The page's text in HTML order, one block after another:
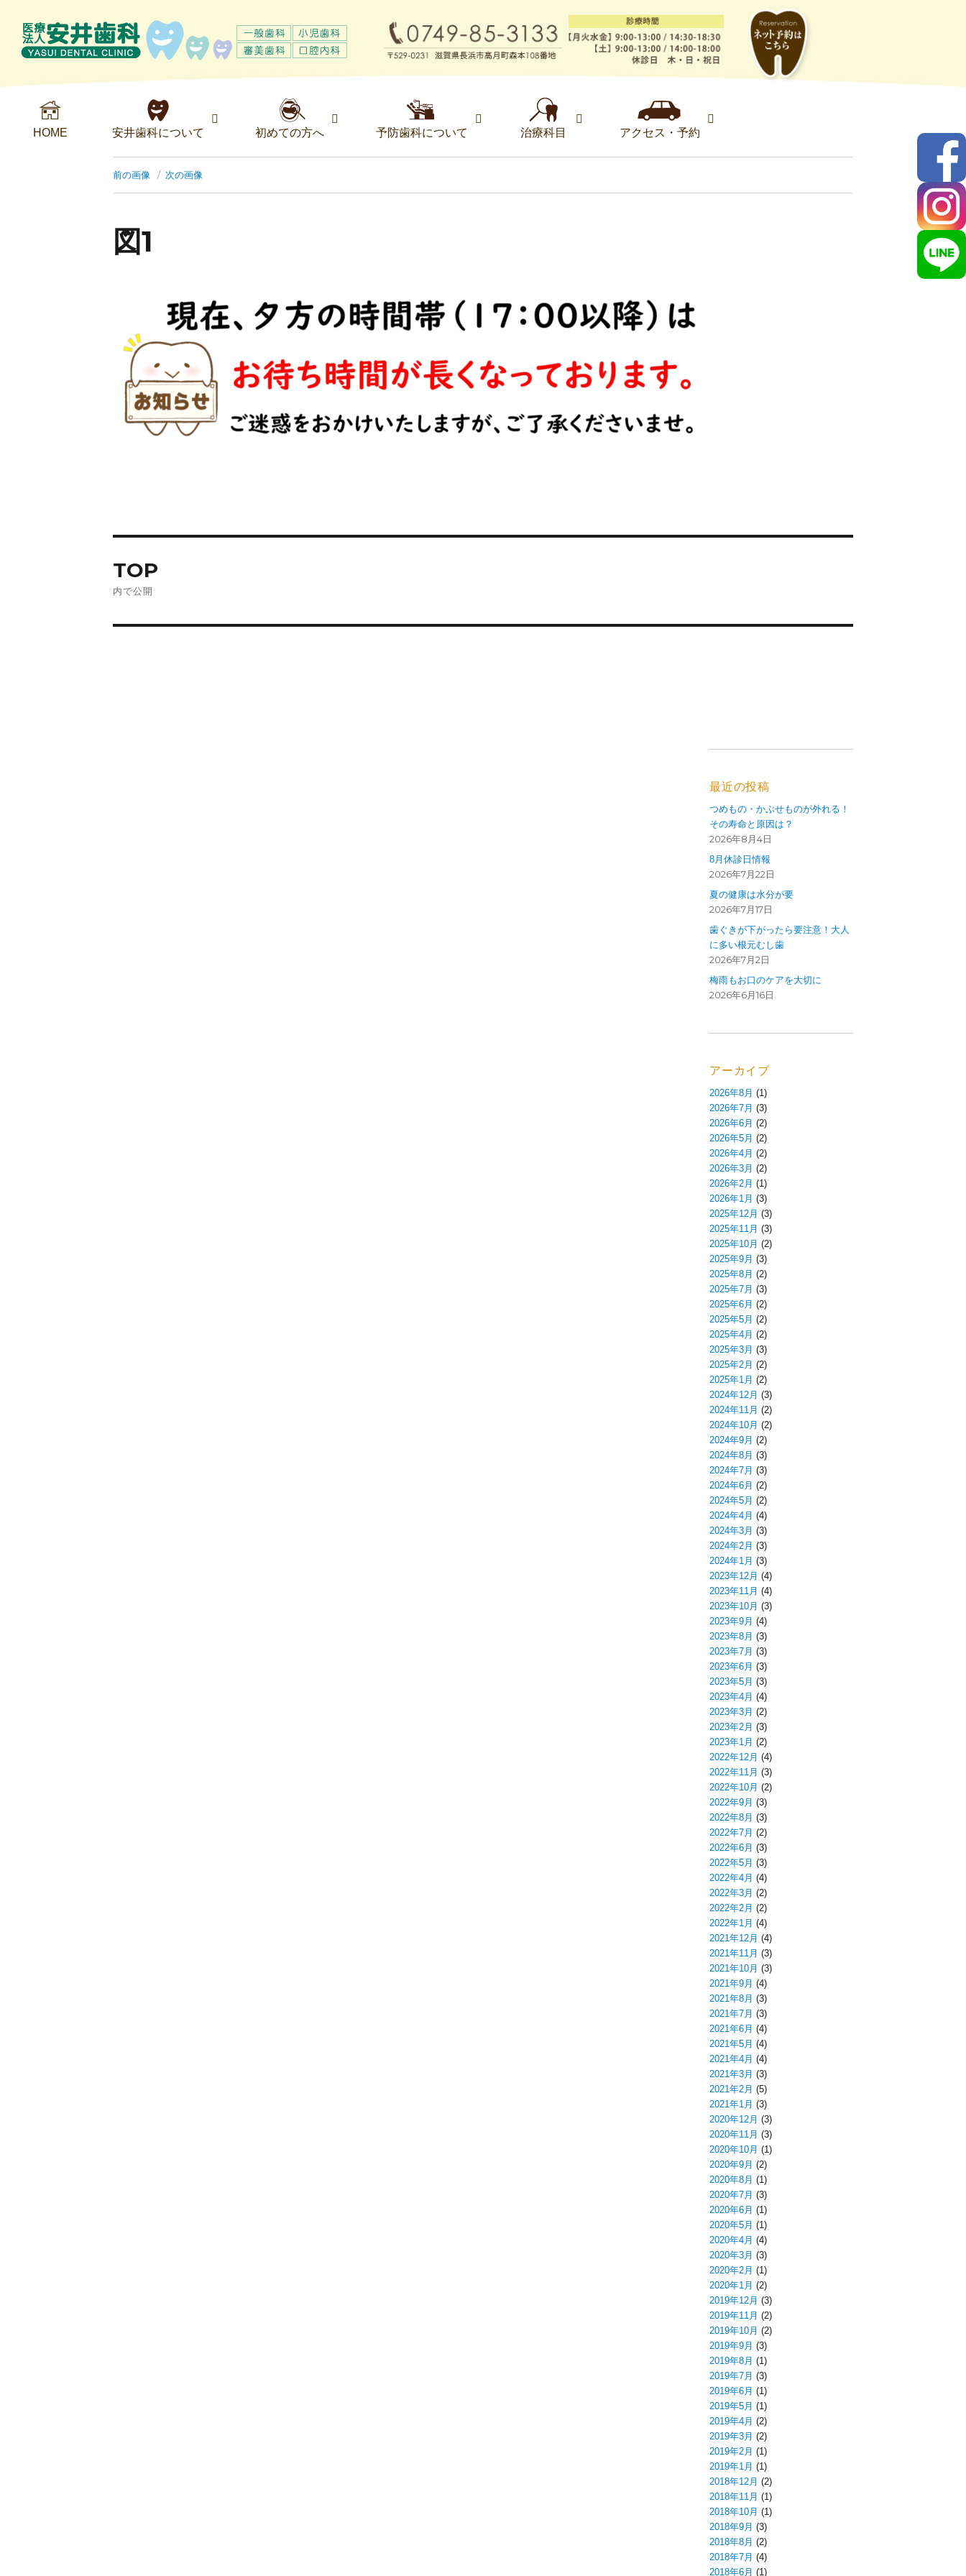
HOME 安井歯科について 初めての方へ 予防歯科について 治療科目 アクセス・予約
前の画像 次の画像
図1
TOP
内で公開
最近の投稿
つめもの・かぶせものが外れる！
その寿命と原因は？
2026年8月4日
8月休診日情報
2026年7月22日
夏の健康は水分が要
2026年7月17日
歯ぐきが下がったら要注意！大人
に多い根元むし歯
2026年7月2日
梅雨もお口のケアを大切に
2026年6月16日
アーカイブ
2026年8月 (1)
2026年7月 (3)
2026年6月 (2)
2026年5月 (2)
2026年4月 (2)
2026年3月 (2)
2026年2月 (1)
2026年1月 (3)
2025年12月 (3)
2025年11月 (3)
2025年10月 (2)
2025年9月 (3)
2025年8月 (2)
2025年7月 (3)
2025年6月 (2)
2025年5月 (2)
2025年4月 (2)
2025年3月 (3)
2025年2月 (2)
2025年1月 (2)
2024年12月 (3)
2024年11月 (2)
2024年10月 (2)
2024年9月 (2)
2024年8月 (3)
2024年7月 (3)
2024年6月 (2)
2024年5月 (2)
2024年4月 (4)
2024年3月 (3)
2024年2月 (3)
2024年1月 (3)
2023年12月 (4)
2023年11月 (4)
2023年10月 (3)
2023年9月 (4)
2023年8月 (3)
2023年7月 (3)
2023年6月 (3)
2023年5月 (3)
2023年4月 (4)
2023年3月 (2)
2023年2月 (3)
2023年1月 (2)
2022年12月 (4)
2022年11月 (3)
2022年10月 (2)
2022年9月 (3)
2022年8月 (3)
2022年7月 (2)
2022年6月 (3)
2022年5月 (3)
2022年4月 (4)
2022年3月 (2)
2022年2月 (2)
2022年1月 (4)
2021年12月 (4)
2021年11月 (3)
2021年10月 (3)
2021年9月 (4)
2021年8月 (3)
2021年7月 (3)
2021年6月 (4)
2021年5月 (4)
2021年4月 (4)
2021年3月 (3)
2021年2月 (5)
2021年1月 (3)
2020年12月 (3)
2020年11月 (3)
2020年10月 (1)
2020年9月 (2)
2020年8月 (1)
2020年7月 (3)
2020年6月 (1)
2020年5月 (1)
2020年4月 (4)
2020年3月 (3)
2020年2月 (1)
2020年1月 (2)
2019年12月 (3)
2019年11月 (2)
2019年10月 (2)
2019年9月 (3)
2019年8月 (1)
2019年7月 (3)
2019年6月 (1)
2019年5月 (1)
2019年4月 (2)
2019年3月 (2)
2019年2月 (1)
2019年1月 (1)
2018年12月 (2)
2018年11月 (1)
2018年10月 (1)
2018年9月 (3)
2018年8月 (2)
2018年7月 (4)
2018年6月 (1)